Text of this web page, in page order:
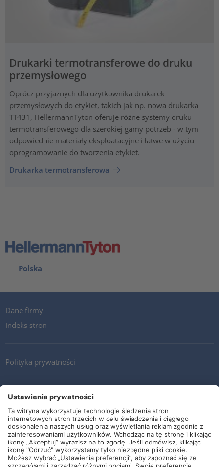
Drukarki termotransferowe do druku
przemysłowego
Oprócz przyjaznych dla użytkownika drukarek
przemysłowych do etykiet, takich jak np. nowa drukarka
TT431, HellermannTyton oferuje różne systemy druku
termotransferowego dla szerokiej gamy potrzeb - w tym
odpowiednie materiały eksploatacyjne i łatwe w użyciu
oprogramowanie do tworzenia etykiet.
Drukarka termotransferowa
Polska
Dane firmy
Indeks stron
Polityka prywatności
Kontakt
Newsletter